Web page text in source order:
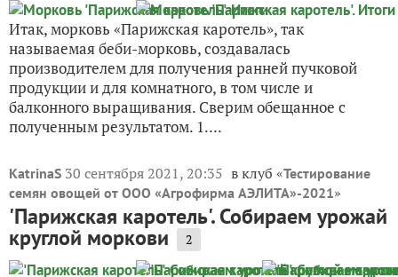
Итак, морковь «Парижская каротель», так
называемая беби-морковь, создавалась
производителем для получения ранней пучковой
продукции и для комнатного, в том числе и
балконного выращивания. Сверим обещанное с
полученным результатом. 1....
KatrinaS 30 сентября 2021, 20:35 в клуб «Тестирование
семян овощей от ООО «Агрофирма АЭЛИТА»-2021»
'Парижская каротель'. Собираем урожай
круглой моркови 2